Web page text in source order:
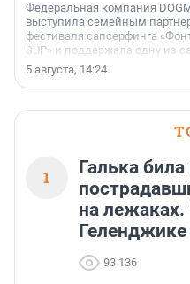
Федеральная компания
выступила семейным
фестиваля сапсерфинга
SUP» и поддержала одну из
ярких и романтичных
«SUP-свадьба».
5 августа, 14:24
1
Галька
на
93 136